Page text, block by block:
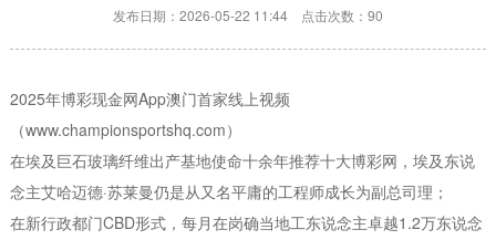
发布日期：2026-05-22 11:44 点击次数：90
2025年博彩现金网App澳门首家线上视频
（www.championsportshq.com）
在埃及巨石玻璃纤维出产基地使命十余年推荐十大博彩网，埃及东说
念主艾哈迈德·苏莱曼仍是从又名平庸的工程师成长为副总司理；
在新行政都门CBD形式，每月在岗确当地工东说念主卓越1.2万东说念